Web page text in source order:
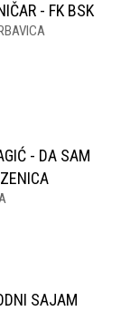
- FK BSK
- DA SAM
SAJAM